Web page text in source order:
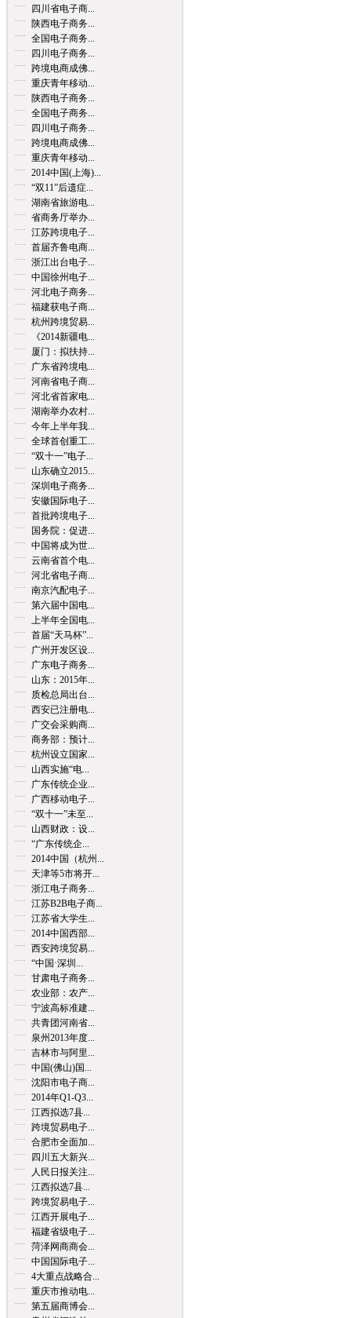
四川省电子商...
陕西电子商务...
全国电子商务...
四川电子商务...
跨境电商成佛...
重庆青年移动...
陕西电子商务...
全国电子商务...
四川电子商务...
跨境电商成佛...
重庆青年移动...
2014中国(上海)...
“双11”后遗症...
湖南省旅游电...
省商务厅举办...
江苏跨境电子...
首届齐鲁电商...
浙江出台电子...
中国徐州电子...
河北电子商务...
福建获电子商...
杭州跨境贸易...
《2014新疆电...
厦门：拟扶持...
广东省跨境电...
河南省电子商...
河北省首家电...
湖南举办农村...
今年上半年我...
全球首创重工...
“双十一”电子...
山东确立2015...
深圳电子商务...
安徽国际电子...
首批跨境电子...
国务院：促进...
中国将成为世...
云南省首个电...
河北省电子商...
南京汽配电子...
第六届中国电...
上半年全国电...
首届“天马杯”...
广州开发区设...
广东电子商务...
山东：2015年...
质检总局出台...
西安已注册电...
广交会采购商...
商务部：预计...
杭州设立国家...
山西实施“电...
广东传统企业...
广西移动电子...
“双十一”未至...
山西财政：设...
“广东传统企...
2014中国（杭州...
天津等5市将开...
浙江电子商务...
江苏B2B电子商...
江苏省大学生...
2014中国西部...
西安跨境贸易...
“中国·深圳...
甘肃电子商务...
农业部：农产...
宁波高标准建...
共青团河南省...
泉州2013年度...
吉林市与阿里...
中国(佛山)国...
沈阳市电子商...
2014年Q1-Q3...
江西拟选7县...
跨境贸易电子...
合肥市全面加...
四川五大新兴...
人民日报关注...
江西拟选7县...
跨境贸易电子...
江西开展电子...
福建省级电子...
菏泽网商商会...
中国国际电子...
4大重点战略合...
重庆市推动电...
第五届商博会...